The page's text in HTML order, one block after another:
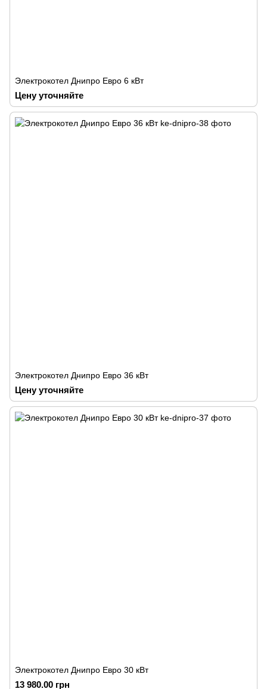
Электрокотел Днипро Евро 6 кВт
Цену уточняйте
Электрокотел Днипро Евро 36 кВт
Цену уточняйте
Электрокотел Днипро Евро 30 кВт
13 980.00 грн